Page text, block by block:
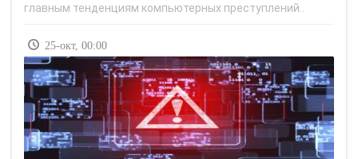
главным тенденциям компьютерных преступлений..
25-окт, 00:00